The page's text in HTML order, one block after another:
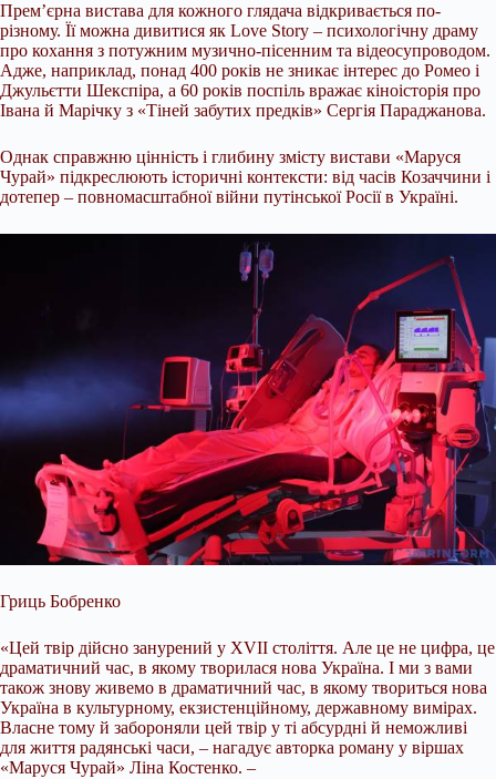
Прем’єрна вистава для кожного глядача відкривається по-
різному. Її можна дивитися як Love Story – психологічну драму
про кохання з потужним музично-пісенним та відеосупроводом.
Адже, наприклад, понад 400 років не зникає інтерес до Ромео і
Джульєтти Шекспіра, а 60 років поспіль вражає кіноісторія про
Івана й Марічку з «Тіней забутих предків» Сергія Параджанова.
Однак справжню цінність і глибину змісту вистави «Маруся
Чурай» підкреслюють історичні контексти: від часів Козаччини і
дотепер – повномасштабної війни путінської Росії в Україні.
Гриць Бобренко
«Цей твір дійсно занурений у ХVII століття. Але це не цифра, це
драматичний час, в якому творилася нова Україна. І ми з вами
також знову живемо в драматичний час, в якому твориться нова
Україна в культурному, екзистенційному, державному вимірах.
Власне тому й забороняли цей твір у ті абсурдні й неможливі
для життя радянські часи, – нагадує авторка роману у віршах
«Маруся Чурай» Ліна Костенко. –